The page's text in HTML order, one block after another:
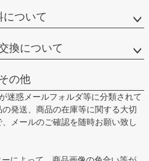
について
換について
の他
迷惑メールフォルダ等に分類されて
発送、商品の在庫等に関する大切
メールのご確認を随時お願い致し